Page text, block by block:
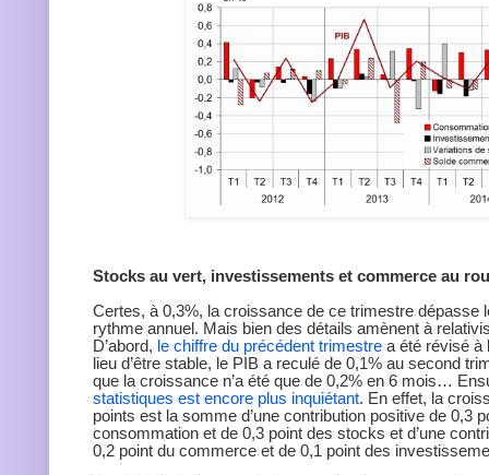
Stocks au vert, investissements et commerce au
Certes, à 0,3%, la croissance de ce trimestre dépasse
rythme annuel. Mais bien des détails amènent à
D’abord, le chiffre du précédent trimestre a été révisé à
lieu d’être stable, le PIB a reculé de 0,1% au second
que la croissance n’a été que de 0,2% en 6 mois…
statistiques est encore plus inquiétant. En effet, la
points est la somme d’une contribution positive de 0,3
consommation et de 0,3 point des stocks et d’une
0,2 point du commerce et de 0,1 point des